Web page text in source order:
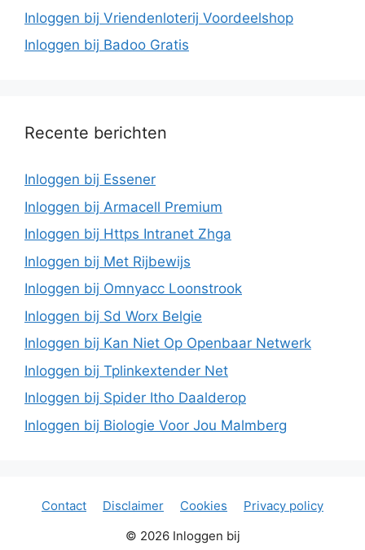
Inloggen bij Vriendenloterij Voordeelshop
Inloggen bij Badoo Gratis
Recente berichten
Inloggen bij Essener
Inloggen bij Armacell Premium
Inloggen bij Https Intranet Zhga
Inloggen bij Met Rijbewijs
Inloggen bij Omnyacc Loonstrook
Inloggen bij Sd Worx Belgie
Inloggen bij Kan Niet Op Openbaar Netwerk
Inloggen bij Tplinkextender Net
Inloggen bij Spider Itho Daalderop
Inloggen bij Biologie Voor Jou Malmberg
Contact Disclaimer Cookies
Privacy policy
© 2026 Inloggen bij